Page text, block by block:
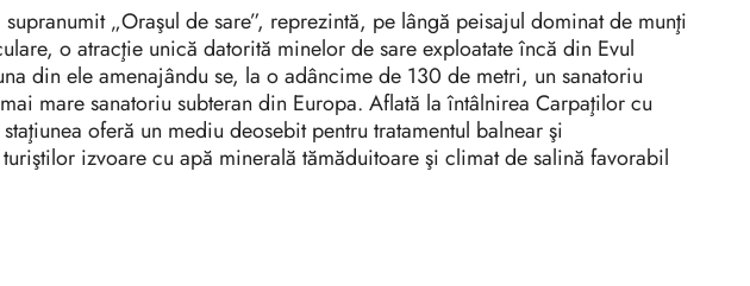
„Oraşul de sare”, reprezintă, pe lângă peisajul dominat de munţi
o atracţie unică datorită minelor de sare exploatate încă din Evul
din ele amenajându se, la o adâncime de 130 de metri, un sanatoriu
mare sanatoriu subteran din Europa. Aflată la întâlnirea Carpaţilor cu
oferă un mediu deosebit pentru tratamentul balnear şi
izvoare cu apă minerală tămăduitoare şi climat de salină favorabil